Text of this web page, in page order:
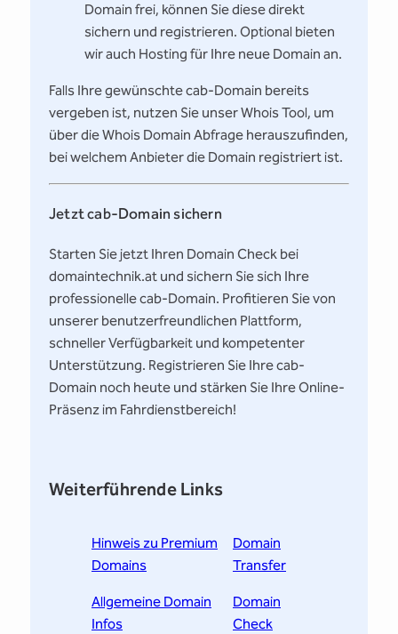
Domain frei, können Sie diese direkt
sichern und registrieren. Optional bieten
wir auch Hosting für Ihre neue Domain an.
Falls Ihre gewünschte cab-Domain bereits
vergeben ist, nutzen Sie unser Whois Tool, um
über die Whois Domain Abfrage herauszufinden,
bei welchem Anbieter die Domain registriert ist.
Jetzt cab-Domain sichern
Starten Sie jetzt Ihren Domain Check bei
domaintechnik.at und sichern Sie sich Ihre
professionelle cab-Domain. Profitieren Sie von
unserer benutzerfreundlichen Plattform,
schneller Verfügbarkeit und kompetenter
Unterstützung. Registrieren Sie Ihre cab-
Domain noch heute und stärken Sie Ihre Online-
Präsenz im Fahrdienstbereich!
Weiterführende Links
Hinweis zu Premium
Domains
Domain
Transfer
Allgemeine Domain
Infos
Domain
Check